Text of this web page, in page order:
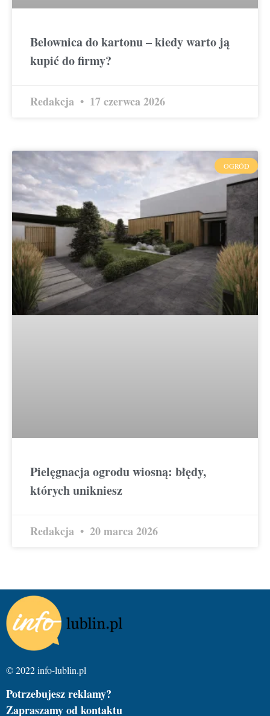
Belownica do kartonu – kiedy warto ją
kupić do firmy?
Redakcja 17 czerwca 2026
OGRÓD
Pielęgnacja ogrodu wiosną: błędy,
których unikniesz
Redakcja 20 marca 2026
© 2022 info-lublin.pl
Potrzebujesz reklamy?
Zapraszamy od kontaktu